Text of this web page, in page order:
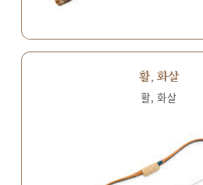
활, 화살
활, 화살